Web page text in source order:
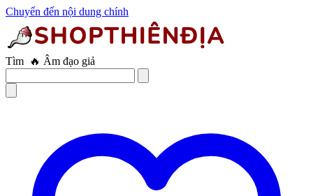
Chuyển đến nội dung chính
Tìm 🔥 Âm đạo giả